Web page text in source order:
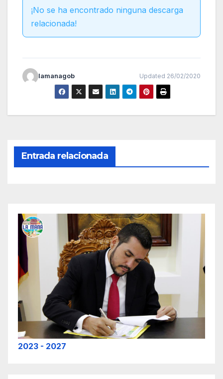
¡No se ha encontrado ninguna descarga
relacionada!
lamanagob Updated 26/02/2020
Entrada relacionada
2023 - 2027